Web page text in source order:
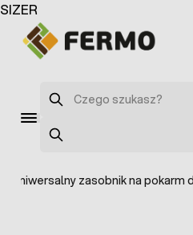
Przejdź do treści
Szukaj
Szukaj
Uniwersalny zasobnik na
SIZER